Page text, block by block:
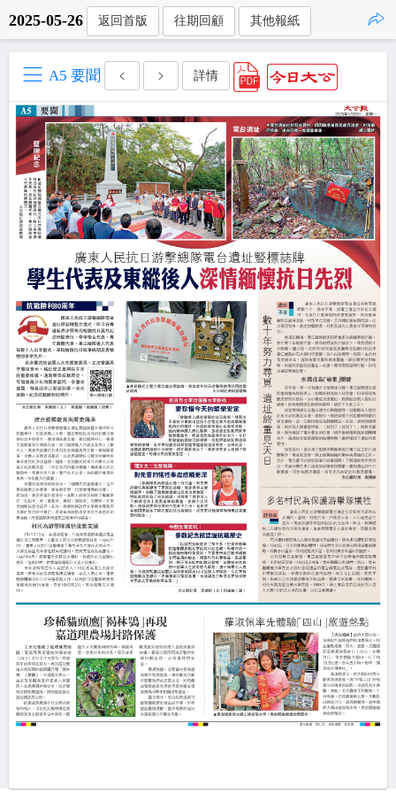
2025-05-26 返回首版 往期回顧 其他報紙
A5 要聞 詳情